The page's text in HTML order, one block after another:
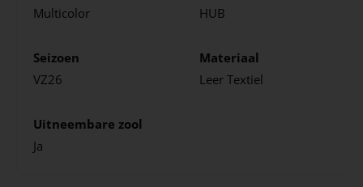
Multicolor
HUB
Seizoen
VZ26
Materiaal
Leer Textiel
Uitneembare zool
Ja